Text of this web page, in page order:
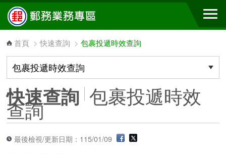
跳到主要內容區塊
首頁 >快速查詢 >包裹投遞時效查詢
快速查詢 包裹投遞時效
查詢
最後檢視/更新日期：115/01/09